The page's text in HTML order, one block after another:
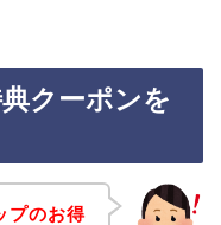
クーポンを
プのお得